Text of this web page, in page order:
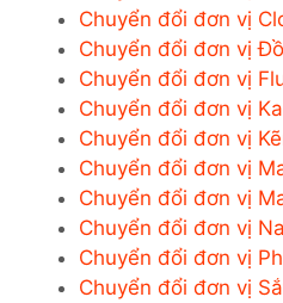
Chuyển đổi đơn vị
Chuyển đổi đơn vị
Chuyển đổi đơn vị
Chuyển đổi đơn vị
Chuyển đổi đơn vị
Chuyển đổi đơn vị
Chuyển đổi đơn vị
Chuyển đổi đơn vị
Chuyển đổi đơn vị
Chuyển đổi đơn vị